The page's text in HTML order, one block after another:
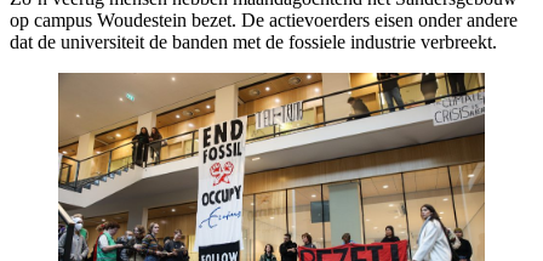
op campus Woudestein bezet. De actievoerders eisen onder andere
dat de universiteit de banden met de fossiele industrie verbreekt.